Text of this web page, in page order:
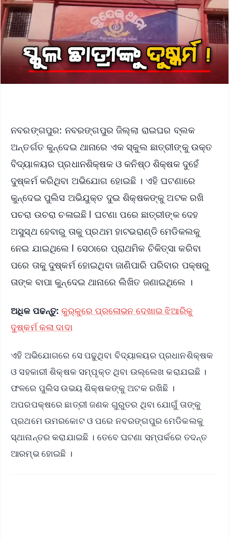
ନବରଙ୍ଗପୁର: ନବରଙ୍ଗପୁର ଜିଲ୍ଲା ରାଇଘର ବ୍ଲକ
ଅନ୍ତର୍ଗତ କୁନ୍ଦେଇ ଥାନାରେ ଏକ ସ୍କୁଲ ଛାତ୍ରୀଙ୍କୁ ଉକ୍ତ
ବିଦ୍ୟାଳୟର ପ୍ରଧାନଶିକ୍ଷକ ଓ କନିଷ୍ଠ ଶିକ୍ଷକ ଦୁହେଁ
ଦୁଷ୍କର୍ମ କରିଥିବା ଅଭିଯୋଗ ହୋଇଛି । ଏହି ଘଟଣାରେ
କୁନ୍ଦେଇ ପୁଲିସ ଅଭିଯୁକ୍ତ ଦୁଇ ଶିକ୍ଷକଙ୍କୁ ଅଟକ ରଖି
ପଚରା ଉଚରା ଚଳାଇଛି l ଘଟଣା ପରେ ଛାତ୍ରୀଙ୍କ ଦେହ
ଅସୁସ୍ଥ ହେବାରୁ ତାକୁ ପ୍ରଥମ ହାଟଭରାଣ୍ଡି ମେଡିକଲକୁ
ନେଇ ଯାଇଥିଲେ l ସେଠାରେ ପ୍ରାଥମିକ ଚିକିତ୍ସା କରିବା
ପରେ ତାକୁ ଦୁଷ୍କର୍ମ ହୋଇଥିବା ଜାଣିପାରି ପରିବାର ପକ୍ଷରୁ
ତାଙ୍କ ବାପା କୁନ୍ଦେଇ ଥାନାରେ ଲିଖିତ ଜଣାଇଥିଲେ ।
ଅଧିକ ପଢନ୍ତୁ: କୁର୍‌କୁରେ ପ୍ରଲୋଭନ ଦେଖାଇ ଝିଆରିକୁ
ଦୁଷ୍କର୍ମ କଲା ଦାଦା
ଏହି ଅଭିଯୋଗରେ ସେ ପଢୁଥିବା ବିଦ୍ୟାଳୟର ପ୍ରଧାନଶିକ୍ଷକ
ଓ ସହକାରୀ ଶିକ୍ଷକ ସମ୍ପୃକ୍ତ ଥିବା ଉଲ୍ଲେଖ କରାଯଇଛି ।
ଫଳରେ ପୁଲିସ ଉଭୟ ଶିକ୍ଷକଙ୍କୁ ଅଟକ ରଖିଛି ।
ଅପରପକ୍ଷରେ ଛାତ୍ରୀ ଜଣକ ଗୁରୁତର ଥିବା ଯୋଗୁଁ ତାଙ୍କୁ
ପ୍ରଥମେ ଉମରକୋଟ ଓ ପରେ ନବରଙ୍ଗପୁର ମେଡିକଲକୁ
ସ୍ଥାନାନ୍ତର କରାଯାଇଛି । ତେବେ ଘଟଣା ସମ୍ପର୍କରେ ତଦନ୍ତ
ଆରମ୍ଭ ହୋଇଛି ।